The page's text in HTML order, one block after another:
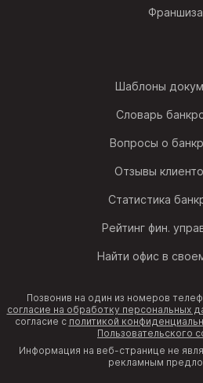
Франшиза
Шаблоны
Словарь
Вопросы о
Отзывы
Статистика
Рейтинг фин.
Найти офис в
Позвонив на один из номеров
согласие на обработку персональных
согласие с политикой
Пользовательского
Информация на веб-странице не
рекламным